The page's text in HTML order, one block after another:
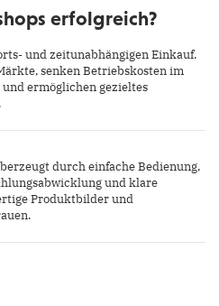
erfolgreich?
und zeitunabhängigen Einkauf.
senken Betriebskosten im
ermöglichen gezieltes
durch einfache Bedienung,
und klare
Produktbilder und